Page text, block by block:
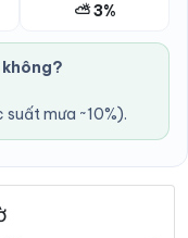
⛅ 3%
không?
suất mưa ~10%).